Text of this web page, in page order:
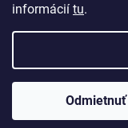
informácií tu.
Odmietnuť
Copyright 2026